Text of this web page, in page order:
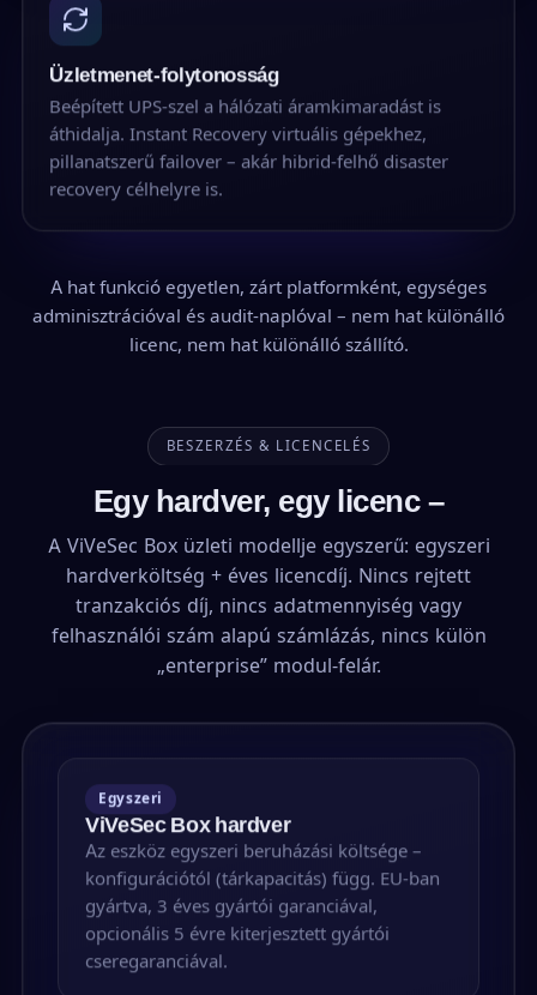
Üzletmenet-folytonosság
Beépített UPS-szel a hálózati áramkimaradást is
áthidalja. Instant Recovery virtuális gépekhez,
pillanatszerű failover – akár hibrid-felhő disaster
recovery célhelyre is.
A hat funkció egyetlen, zárt platformként, egységes
adminisztrációval és audit-naplóval – nem hat különálló
licenc, nem hat különálló szállító.
BESZERZÉS & LICENCELÉS
Egy hardver, egy licenc –
A ViVeSec Box üzleti modellje egyszerű: egyszeri
hardverköltség + éves licencdíj. Nincs rejtett
tranzakciós díj, nincs adatmennyiség vagy
felhasználói szám alapú számlázás, nincs külön
„enterprise” modul-felár.
Egyszeri
ViVeSec Box hardver
Az eszköz egyszeri beruházási költsége –
konfigurációtól (tárkapacitás) függ. EU-ban
gyártva, 3 éves gyártói garanciával,
opcionális 5 évre kiterjesztett gyártói
cseregaranciával.